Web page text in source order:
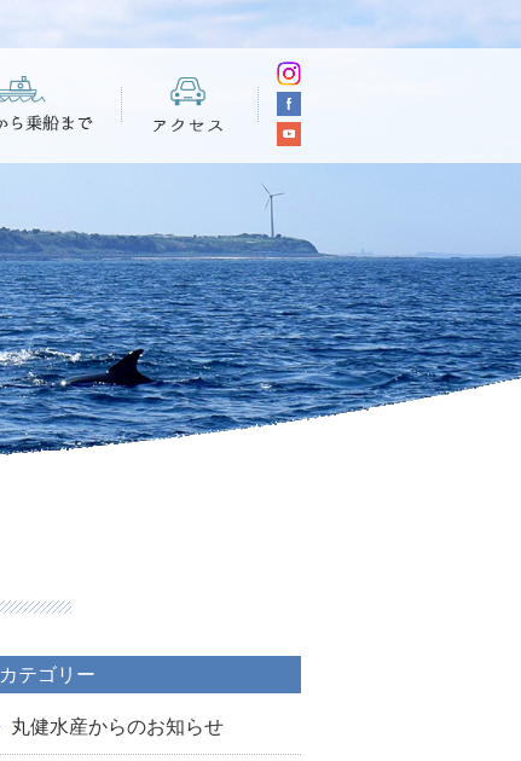
カテゴリー
丸健水産からのお知らせ